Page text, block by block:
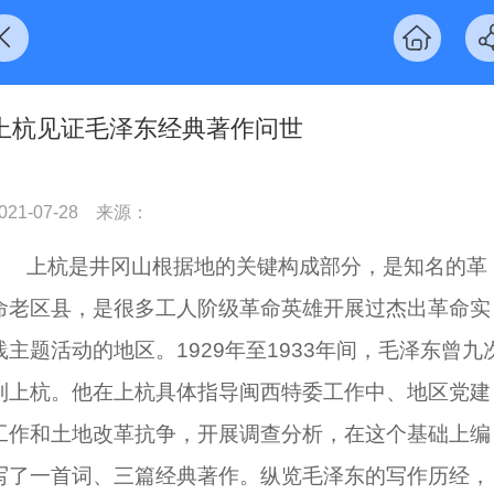
杭见证毛泽东经典著作问世
07-28 来源：
杭是井冈山根据地的关键构成部分，是知名的革
老区县，是很多工人阶级革命英雄开展过杰出革命实
主题活动的地区。1929年至1933年间，毛泽东曾九
上杭。他在上杭具体指导闽西特委工作中、地区党建
作和土地改革抗争，开展调查分析，在这个基础上编
了一首词、三篇经典著作。纵览毛泽东的写作历经，